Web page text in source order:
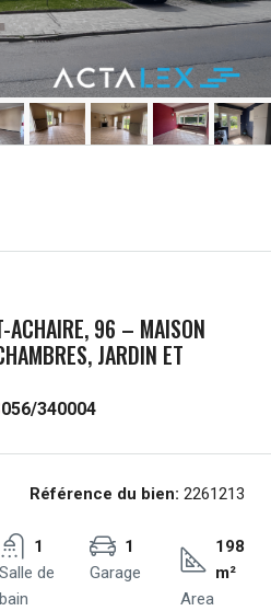
ACHAIRE, 96 – MAISON
JARDIN ET
056/340004
Référence du bien: 2261213
1
Salle de
bain
1
Garage
198
m²
Area